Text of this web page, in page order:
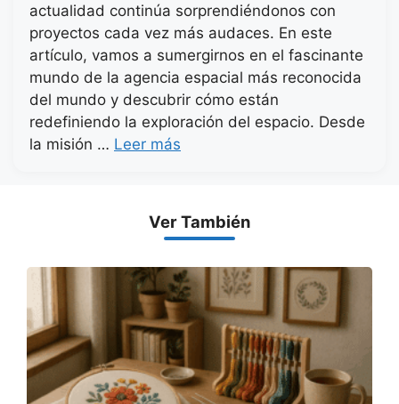
actualidad continúa sorprendiéndonos con
proyectos cada vez más audaces. En este
artículo, vamos a sumergirnos en el fascinante
mundo de la agencia espacial más reconocida
del mundo y descubrir cómo están
redefiniendo la exploración del espacio. Desde
la misión … Leer más
Ver También